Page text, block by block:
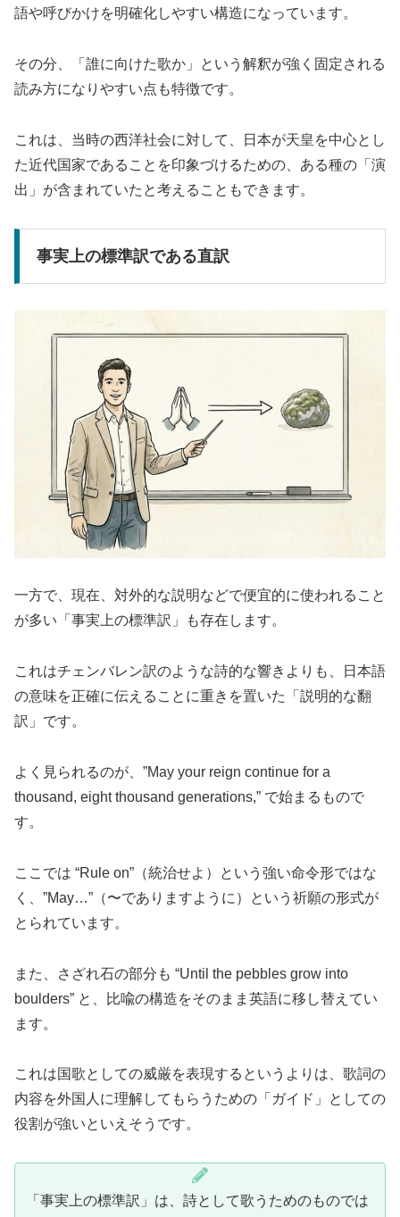
語や呼びかけを明確化しやすい構造になっています。
その分、「誰に向けた歌か」という解釈が強く固定される
読み方になりやすい点も特徴です。
これは、当時の西洋社会に対して、日本が天皇を中心とし
た近代国家であることを印象づけるための、ある種の「演
出」が含まれていたと考えることもできます。
事実上の標準訳である直訳
一方で、現在、対外的な説明などで便宜的に使われること
が多い「事実上の標準訳」も存在します。
これはチェンバレン訳のような詩的な響きよりも、日本語
の意味を正確に伝えることに重きを置いた「説明的な翻
訳」です。
よく見られるのが、”May your reign continue for a
thousand, eight thousand generations,” で始まるもので
す。
ここでは “Rule on”（統治せよ）という強い命令形ではな
く、”May…”（〜でありますように）という祈願の形式が
とられています。
また、さざれ石の部分も “Until the pebbles grow into
boulders” と、比喩の構造をそのまま英語に移し替えてい
ます。
これは国歌としての威厳を表現するというよりは、歌詞の
内容を外国人に理解してもらうための「ガイド」としての
役割が強いといえそうです。
「事実上の標準訳」は、詩として歌うためのものでは